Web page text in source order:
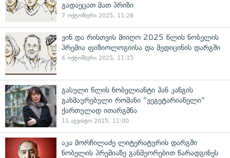
გადაეცათ მათ პრიზი
7 ოქტომბერი 2025, 11:28
ვინ და რისთვის მიიღო 2025 წლის ნობელის
პრემია ფიზიოლოგიისა და მედიცინის დარგში
6 ოქტომბერი 2025, 11:15
გასული წლის ნობელიანტი ჰან კანგის
გახმაურებული რომანი "ვეგეტარიანელი"
ქართულად ითარგმნა
11 აგვისტო 2025, 11:00
აკა მორჩილაძე ლიტერატურის დარგში
ნობელის პრემიაზე განმეორებით წარადგინეს